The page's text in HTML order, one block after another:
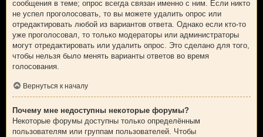
сообщения в теме; опрос всегда связан именно с ним. Если никто
не успел проголосовать, то вы можете удалить опрос или
отредактировать любой из вариантов ответа. Однако если кто-то
уже проголосовал, то только модераторы или администраторы
могут отредактировать или удалить опрос. Это сделано для того,
чтобы нельзя было менять варианты ответов во время
голосования.
Вернуться к началу
Почему мне недоступны некоторые форумы?
Некоторые форумы доступны только определённым
пользователям или группам пользователей. Чтобы